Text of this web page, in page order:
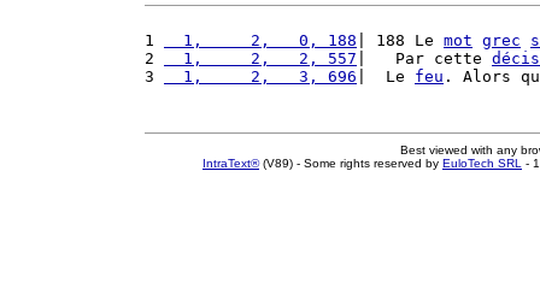
1
  1,     2,   0, 188
| 188 Le mot grec
2
  1,     2,   2, 557
|   Par cette
3
  1,     2,   3, 696
|  Le feu . Alors
Best viewed with any
IntraText®(V89) - Some rights reserved by EuloTech SRL -